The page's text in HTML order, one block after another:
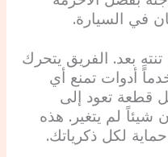
في السيارة.
بعد. الفريق يتحرك
أدوات تمنع أي
قطعة تعود إلى
شيئاً لم يتغير. هذه
لكل ذكرياتك.